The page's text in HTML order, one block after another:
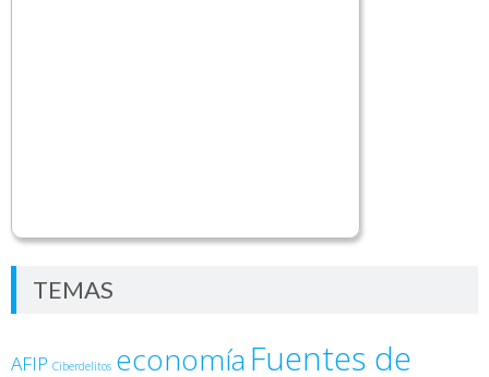
TEMAS
AFIP Ciberdelitos economía Fuentes de